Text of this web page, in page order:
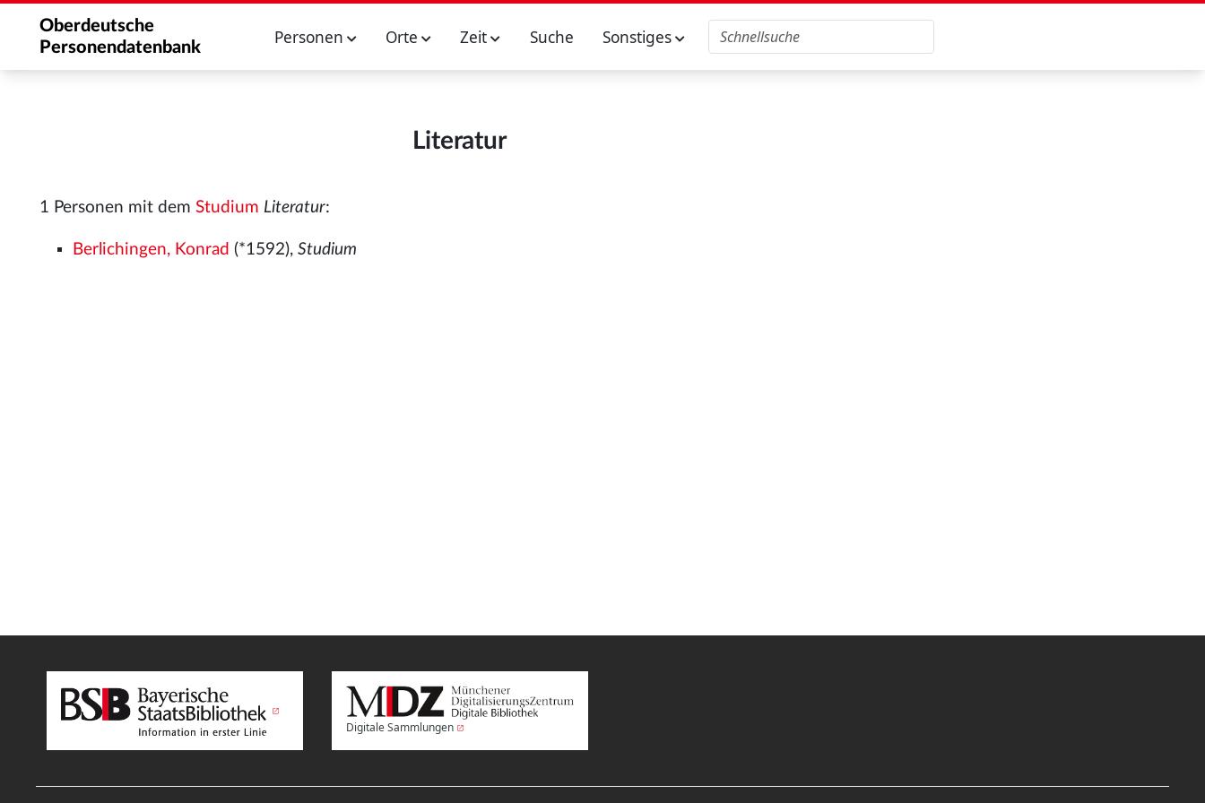
Oberdeutsche
Personendatenbank
Personen Orte Zeit Suche Sonstiges
Literatur
1 Personen mit dem Studium Literatur:
Berlichingen, Konrad (*1592),Studium
Digitale Sammlungen